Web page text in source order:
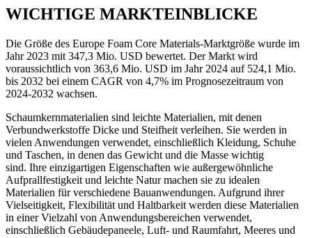
WICHTIGE MARKTEINBLICKE
Die Größe des Europe Foam Core Materials-Marktgröße wurde im
Jahr 2023 mit 347,3 Mio. USD bewertet. Der Markt wird
voraussichtlich von 363,6 Mio. USD im Jahr 2024 auf 524,1 Mio.
bis 2032 bei einem CAGR von 4,7% im Prognosezeitraum von
2024-2032 wachsen.
Schaumkernmaterialien sind leichte Materialien, mit denen
Verbundwerkstoffe Dicke und Steifheit verleihen. Sie werden in
vielen Anwendungen verwendet, einschließlich Kleidung, Schuhe
und Taschen, in denen das Gewicht und die Masse wichtig
sind. Ihre einzigartigen Eigenschaften wie außergewöhnliche
Aufprallfestigkeit und leichte Natur machen sie zu idealen
Materialien für verschiedene Bauanwendungen. Aufgrund ihrer
Vielseitigkeit, Flexibilität und Haltbarkeit werden diese Materialien
in einer Vielzahl von Anwendungsbereichen verwendet,
einschließlich Gebäudepaneele, Luft- und Raumfahrt, Meeres und